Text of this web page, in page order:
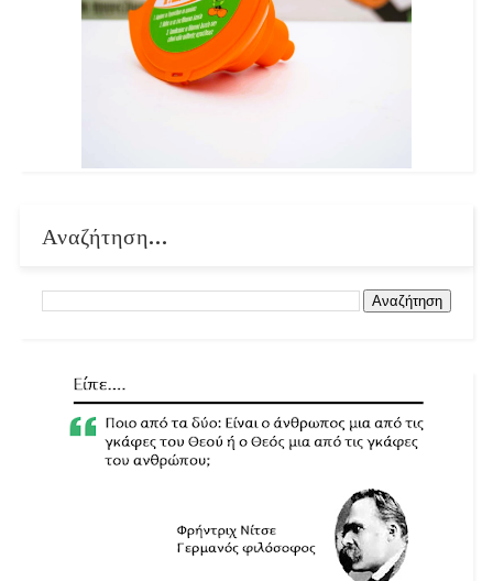
Αναζήτηση...